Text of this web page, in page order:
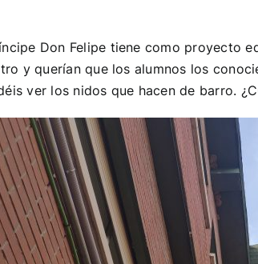
Don Felipe tiene como proyecto
y querían que los alumnos los
ver los nidos que hacen de barro.